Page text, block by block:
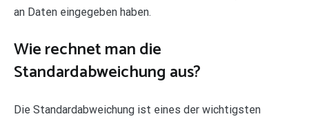
an Daten eingegeben haben.
Wie rechnet man die
Standardabweichung aus?
Die Standardabweichung ist eines der wichtigsten